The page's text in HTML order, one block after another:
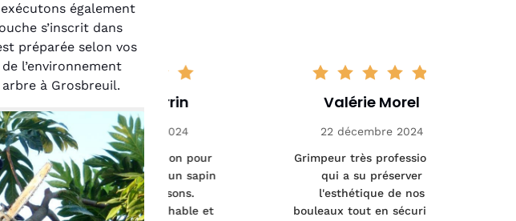
également
s’inscrit dans
préparée selon vos
l’environnement
à Grosbreuil.
14 décembre 2024
prestation pour
délicat d'un sapin
entre deux maisons.
irréprochable et
Valérie Morel
22 décembre 2024
Grimpeur très professionnel
qui a su préserver
l'esthétique de nos
bouleaux tout en sécurisant